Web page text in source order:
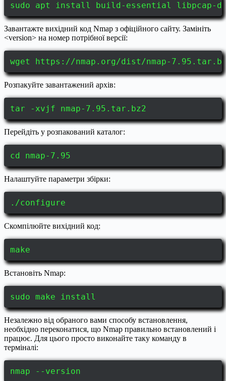
sudo apt install build-essential libpcap-
Завантажте вихідний код Nmap з офіційного сайту. Замініть
<version> на номер потрібної версії:
wget https://nmap.org/dist/nmap-
Розпакуйте завантажений архів:
tar -xvjf nmap-7.95.tar.bz2
Перейдіть у розпакований каталог:
cd nmap-7.95
Налаштуйте параметри збірки:
./configure
Скомпілюйте вихідний код:
make
Встановіть Nmap:
sudo make install
Незалежно від обраного вами способу встановлення,
необхідно переконатися, що Nmap правильно встановлений і
працює. Для цього просто виконайте таку команду в
терміналі:
nmap --version